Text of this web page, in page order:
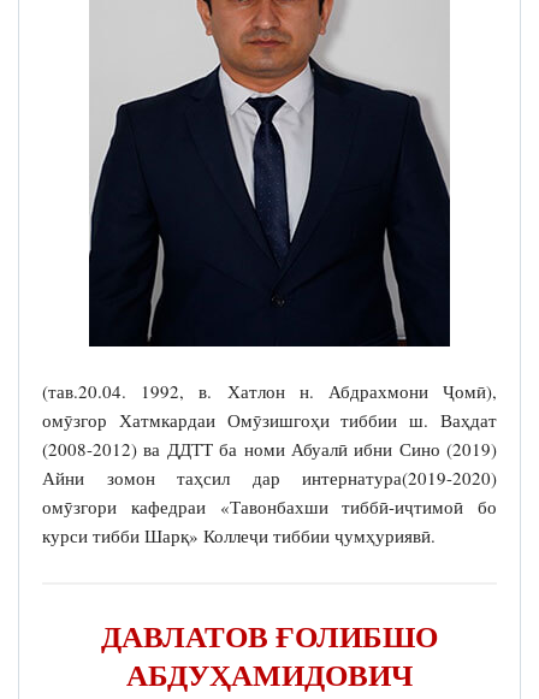
(тав.20.04. 1992, в. Хатлон н. Абдрахмони Ҷомӣ),
омӯзгор Хатмкардаи Омӯзишгоҳи тиббии ш. Ваҳдат
(2008-2012) ва ДДТТ ба номи Абуалӣ ибни Сино (2019)
Айни зомон таҳсил дар интернатура(2019-2020)
омӯзгори кафедраи «Тавонбахши тиббӣ-иҷтимоӣ бо
курси тибби Шарқ» Коллеҷи тиббии ҷумҳуриявӣ.
ДАВЛАТОВ ҒОЛИБШО
АБДУҲАМИДОВИЧ